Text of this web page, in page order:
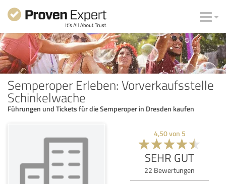
Semperoper Erleben: Vorverkaufsstelle
Schinkelwache
Führungen und Tickets für die Semperoper in Dresden kaufen
4,50von 5
SEHR GUT
22 Bewertungen